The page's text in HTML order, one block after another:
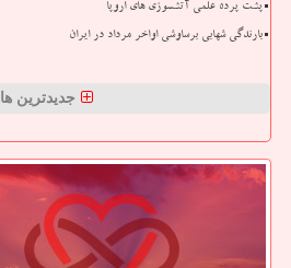
پشت پرده علمی آتشسوزی های اروپا
بارندگی شهابی برساوشی اواخر مرداد در ایران
جدیدترین ها